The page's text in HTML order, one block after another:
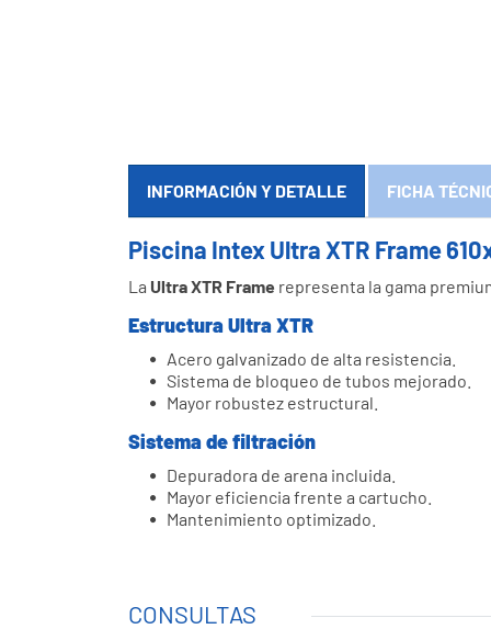
INFORMACIÓN Y DETALLE FICHA
Piscina Intex Ultra XTR Frame
La Ultra XTR Frame representa la gama
Estructura Ultra XTR
Acero galvanizado de alta resistencia.
Sistema de bloqueo de tubos mejorado.
Mayor robustez estructural.
Sistema de filtración
Depuradora de arena incluida.
Mayor eficiencia frente a cartucho.
Mantenimiento optimizado.
CONSULTAS